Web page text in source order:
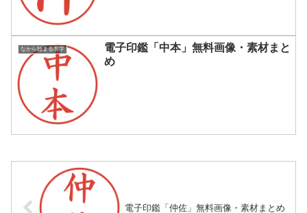
なから始まる名字
電子印鑑「中本」無料画像・素材まと
め
電子印鑑「仲佐」無料画像・素材まとめ